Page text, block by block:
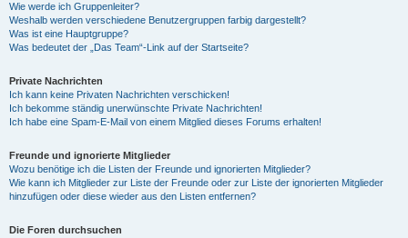
Wie werde ich Gruppenleiter?
Weshalb werden verschiedene Benutzergruppen farbig dargestellt?
Was ist eine Hauptgruppe?
Was bedeutet der „Das Team“-Link auf der Startseite?
Private Nachrichten
Ich kann keine Privaten Nachrichten verschicken!
Ich bekomme ständig unerwünschte Private Nachrichten!
Ich habe eine Spam-E-Mail von einem Mitglied dieses Forums erhalten!
Freunde und ignorierte Mitglieder
Wozu benötige ich die Listen der Freunde und ignorierten Mitglieder?
Wie kann ich Mitglieder zur Liste der Freunde oder zur Liste der ignorierten Mitglieder
hinzufügen oder diese wieder aus den Listen entfernen?
Die Foren durchsuchen